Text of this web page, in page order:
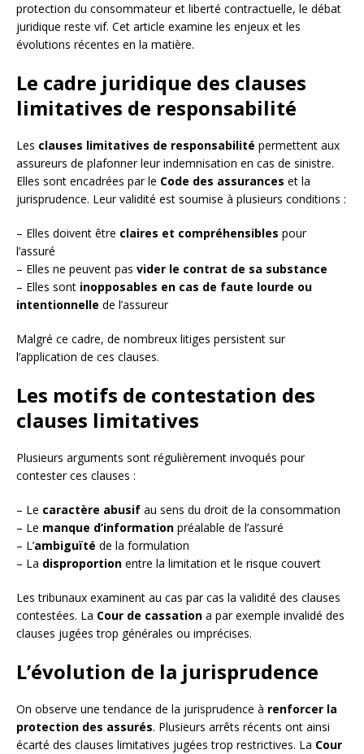
protection du consommateur et liberté contractuelle, le débat
juridique reste vif. Cet article examine les enjeux et les
évolutions récentes en la matière.
Le cadre juridique des clauses
limitatives de responsabilité
Les clauses limitatives de responsabilité permettent aux
assureurs de plafonner leur indemnisation en cas de sinistre.
Elles sont encadrées par le Code des assurances et la
jurisprudence. Leur validité est soumise à plusieurs conditions :
– Elles doivent être claires et compréhensibles pour
l’assuré
– Elles ne peuvent pas vider le contrat de sa substance
– Elles sont inopposables en cas de faute lourde ou
intentionnelle de l’assureur
Malgré ce cadre, de nombreux litiges persistent sur
l’application de ces clauses.
Les motifs de contestation des
clauses limitatives
Plusieurs arguments sont régulièrement invoqués pour
contester ces clauses :
– Le caractère abusif au sens du droit de la consommation
– Le manque d’information préalable de l’assuré
– L’ambiguïté de la formulation
– La disproportion entre la limitation et le risque couvert
Les tribunaux examinent au cas par cas la validité des clauses
contestées. La Cour de cassation a par exemple invalidé des
clauses jugées trop générales ou imprécises.
L’évolution de la jurisprudence
On observe une tendance de la jurisprudence à renforcer la
protection des assurés. Plusieurs arrêts récents ont ainsi
écarté des clauses limitatives jugées trop restrictives. La Cour